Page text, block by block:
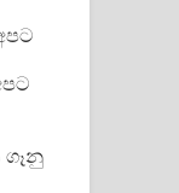
ගෑනු